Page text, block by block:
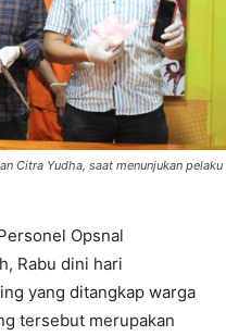
Citra Yudha, saat menunjukan pelaku
Opsnal
Rabu dini hari
yang ditangkap warga
tersebut merupakan